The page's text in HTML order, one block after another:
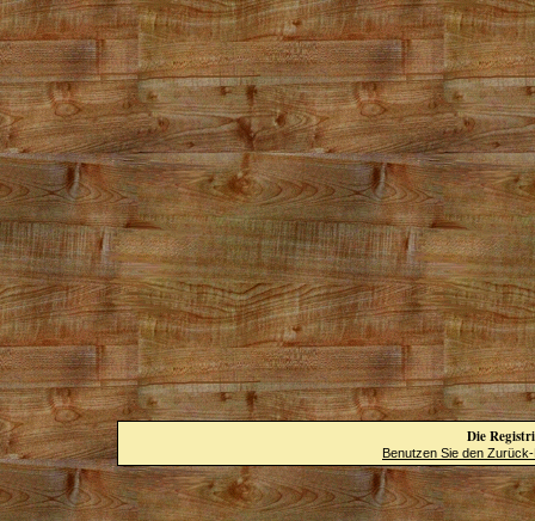
Die
Benutzen Sie den